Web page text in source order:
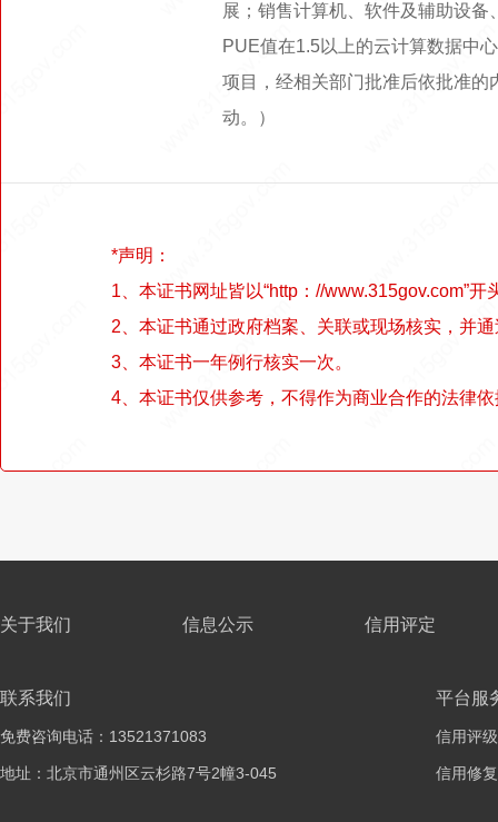
展；销售计算机、软件及辅助设
PUE值在1.5以上的云计算数据中
项目，经相关部门批准后依批准
动。）
*声明：
1、本证书网址皆以“http：//www.315gov.com”开
2、本证书通过政府档案、关联或现场核实，并
3、本证书一年例行核实一次。
4、本证书仅供参考，不得作为商业合作的法律
关于我们 信息公示 信用评定
联系我们
免费咨询电话：13521371083
地址：北京市通州区云杉路7号2幢3-045
平台服
信用评级
信用修复